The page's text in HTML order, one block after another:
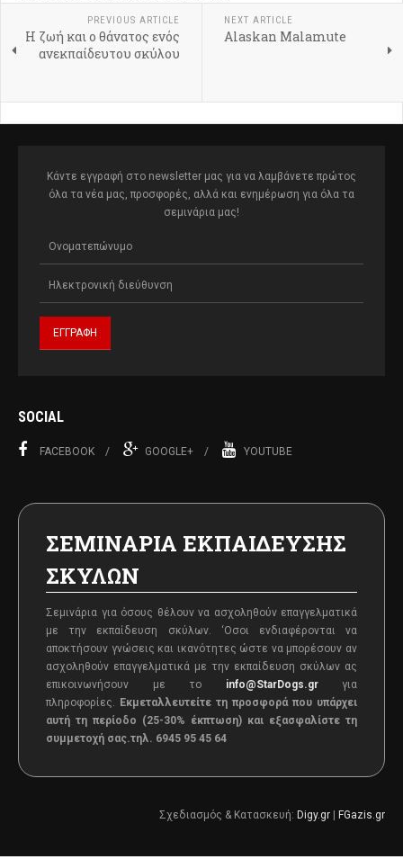
PREVIOUS ARTICLE
Η ζωή και ο θάνατος ενός
ανεκπαίδευτου σκύλου
NEXT ARTICLE
Alaskan Malamute
Κάντε εγγραφή στο newsletter μας για να λαμβάνετε πρώτος
όλα τα νέα μας, προσφορές, αλλά και ενημέρωση για όλα τα
σεμινάρια μας!
SOCIAL
FACEBOOK GOOGLE+ YOUTUBE
ΣΕΜΙΝΑΡΙΑ ΕΚΠΑΙΔΕΥΣΗΣ
ΣΚΥΛΩΝ
Σεμινάρια για όσους θέλουν να ασχοληθούν επαγγελματικά
με την εκπαίδευση σκύλων. ‘Oσοι ενδιαφέρονται να
αποκτήσουν γνώσεις και ικανότητες ώστε να μπορέσουν αν
ασχοληθούν επαγγελματικά με την εκπαίδευση σκύλων ας
επικοινωνήσουν με το
info@StarDogs.grγια
πληροφορίες. Εκμεταλλευτείτε τη προσφορά που υπάρχει
αυτή τη περίοδο (25-30% έκπτωση) και εξασφαλίστε τη
συμμετοχή σας.τηλ. 6945 95 45 64
Σχεδιασμός & Κατασκευή: Digy.gr | FGazis.gr